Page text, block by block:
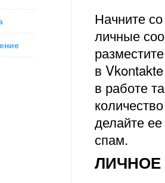
Начните
личные
в
в работе
делайте
спам.